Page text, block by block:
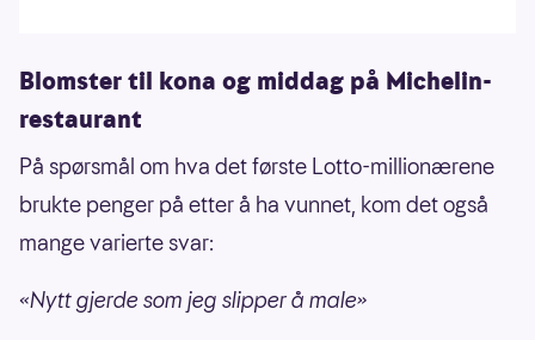
Blomster til kona og middag på Michelin-
restaurant
På spørsmål om hva det første Lotto-millionærene
brukte penger på etter å ha vunnet, kom det også
mange varierte svar:
«Nytt gjerde som jeg slipper å male»